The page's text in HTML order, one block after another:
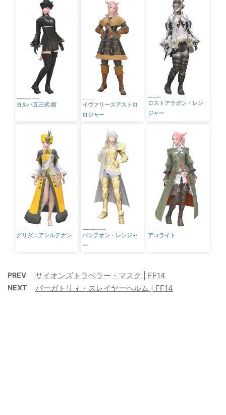
ヨルハ五三式:術
イヴァリースアストロ
ロジャー
ロストアラガン・レン
ジャー
グリダニアンルテナン
パンテオン・レンジャ
ー
アコライト
PREV サイオンズトラベラー・マスク | FF14
NEXT パーガトリィ・スレイヤーヘルム | FF14